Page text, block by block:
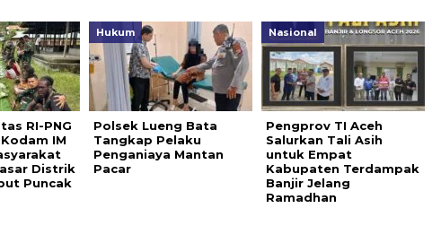
RI-PNG
IM
Distrik
Puncak
Hukum
Polsek Lueng Bata
Tangkap Pelaku
Penganiaya Mantan
Pacar
Nasional
Pengprov TI Aceh
Salurkan Tali Asih
untuk Empat
Kabupaten Terdampak
Banjir Jelang
Ramadhan